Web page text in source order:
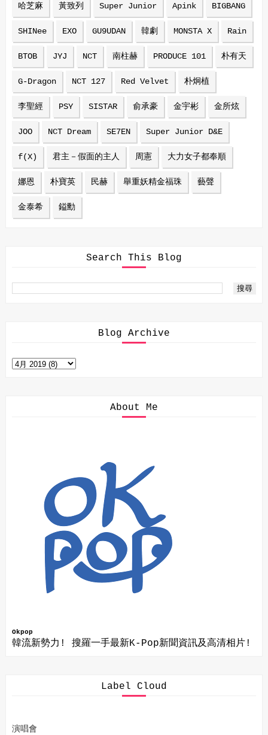
哈芝麻 黃致列 Super Junior Apink BIGBANG
SHINee EXO GU9UDAN 韓劇 MONSTA X Rain
BTOB JYJ NCT 南柱赫 PRODUCE 101 朴有天
G-Dragon NCT 127 Red Velvet 朴炯植
李聖經 PSY SISTAR 俞承豪 金宇彬 金所炫
JOO NCT Dream SE7EN Super Junior D&E
f(X) 君主－假面的主人 周憲 大力女子都奉順
娜恩 朴寶英 民赫 舉重妖精金福珠 藝聲
金泰希 鎰勳
Search This Blog
Blog Archive
About Me
Okpop
韓流新勢力! 搜羅一手最新K-Pop新聞資訊及高清相片!
Label Cloud
演唱會